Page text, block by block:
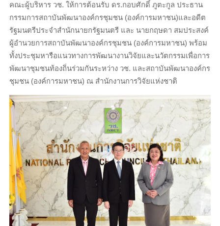
คณะผู้บริหาร วช. ให้การต้อนรับ ดร.กอบศักดิ์ ภูตะกูล ประธาน
กรรมการสถาบันพัฒนาองค์กรชุมชน (องค์การมหาชน)และอดีต
รัฐมนตรีประจำสำนักนายกรัฐมนตรี และ นายกฤษดา สมประสงค์
ผู้อำนวยการสถาบันพัฒนาองค์กรชุมชน (องค์การมหาชน) พร้อม
ทั้งประชุมหารือแนวทางการพัฒนางานวิจัยและนวัตกรรมเพื่อการ
พัฒนาชุมชนท้องถิ่นร่วมกันระหว่าง วช. และสถาบันพัฒนาองค์กร
ชุมชน (องค์การมหาชน) ณ สำนักงานการวิจัยแห่งชาติ